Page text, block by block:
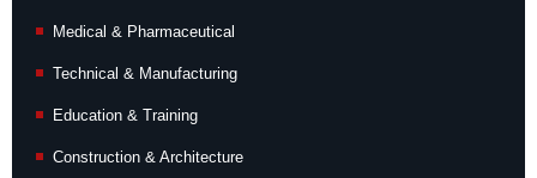
Medical & Pharmaceutical
Technical & Manufacturing
Education & Training
Construction & Architecture